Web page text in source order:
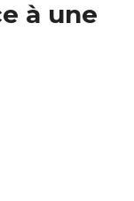
à une